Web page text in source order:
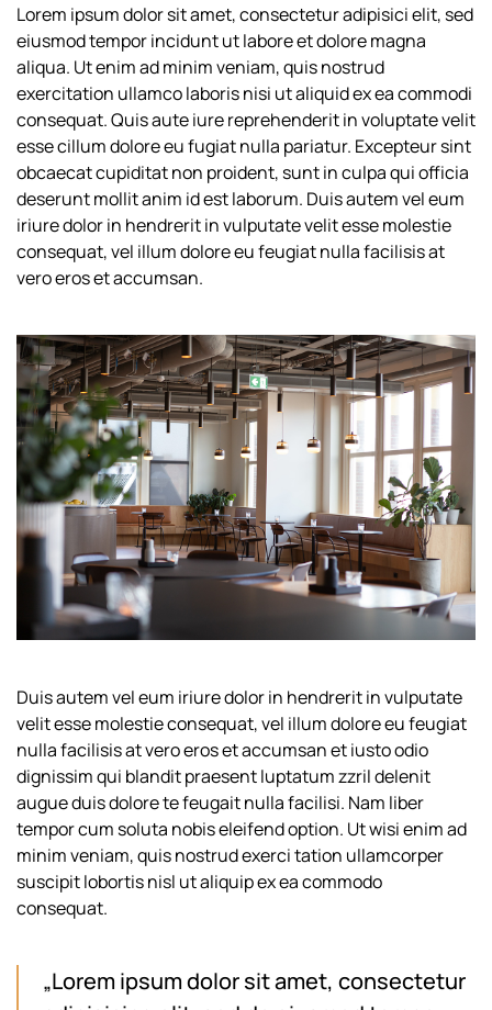
Lorem ipsum dolor sit amet, consectetur adipisici elit, sed
eiusmod tempor incidunt ut labore et dolore magna
aliqua. Ut enim ad minim veniam, quis nostrud
exercitation ullamco laboris nisi ut aliquid ex ea commodi
consequat. Quis aute iure reprehenderit in voluptate velit
esse cillum dolore eu fugiat nulla pariatur. Excepteur sint
obcaecat cupiditat non proident, sunt in culpa qui officia
deserunt mollit anim id est laborum. Duis autem vel eum
iriure dolor in hendrerit in vulputate velit esse molestie
consequat, vel illum dolore eu feugiat nulla facilisis at
vero eros et accumsan.
Duis autem vel eum iriure dolor in hendrerit in vulputate
velit esse molestie consequat, vel illum dolore eu feugiat
nulla facilisis at vero eros et accumsan et iusto odio
dignissim qui blandit praesent luptatum zzril delenit
augue duis dolore te feugait nulla facilisi. Nam liber
tempor cum soluta nobis eleifend option. Ut wisi enim ad
minim veniam, quis nostrud exerci tation ullamcorper
suscipit lobortis nisl ut aliquip ex ea commodo
consequat.
„Lorem ipsum dolor sit amet, consectetur